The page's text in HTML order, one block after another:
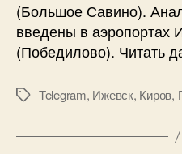
(Большое Савино).
введены в аэропортах
(Победилово). Читать
МеткиTelegram, Ижевск, Киров,